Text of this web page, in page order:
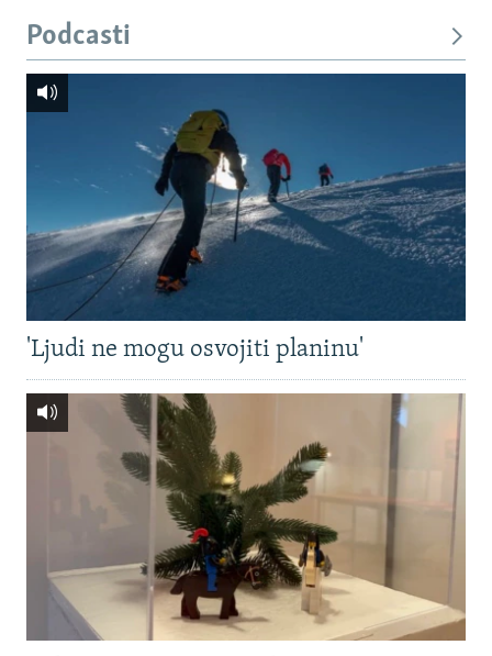
Podcasti
'Ljudi ne mogu osvojiti planinu'